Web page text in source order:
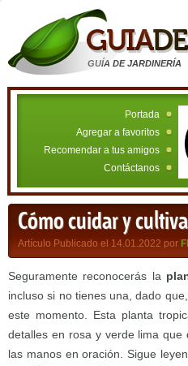
GUÍA DE JARDINERÍA
Portada
Agregar a favoritos
Recomendar a tus amigos
Contáctanos
Cómo cuidar y
Artículo Publicado el 14.01.2022 por
Seguramente reconocerás la
incluso si no tienes una, dado
este momento. Esta planta
detalles en rosa y verde lima
las manos en oración. Sigue